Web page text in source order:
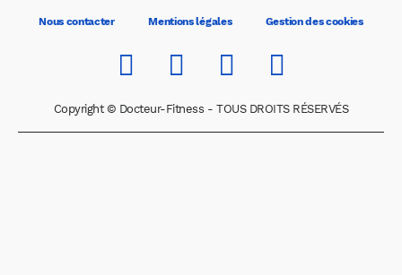
Nous contacter Mentions légales Gestion des cookies
Copyright © Docteur-Fitness - TOUS DROITS RÉSERVÉS